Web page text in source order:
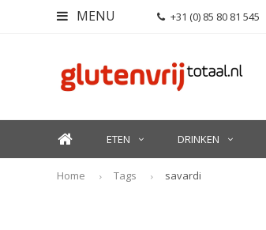
MENU +31 (0) 85 80 81 545
ETEN DRINKEN
Home Tags savardi